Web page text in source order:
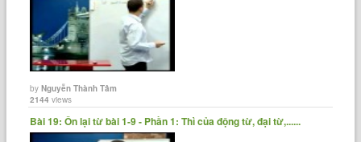
byNguyễn Thành Tâm
2144 views
Bài 19: Ôn lại từ bài 1-9 - Phần 1: Thì của động từ, đại từ,......